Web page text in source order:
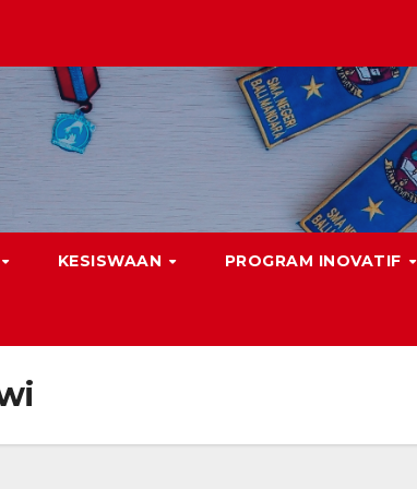
KESISWAAN PROGRAM INOVATIF